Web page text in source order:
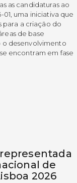
as candidaturas ao
01, uma iniciativa que
para a criação do
de base
desenvolvimento
encontram em fase
de
2026